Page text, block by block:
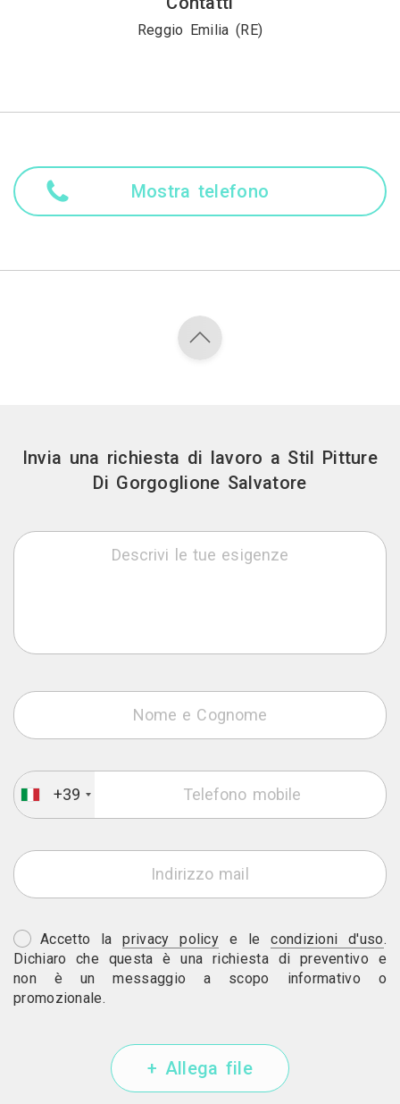
Reggio Emilia (RE)
Mostra telefono
Invia una richiesta di lavoro a Stil Pitture
Di Gorgoglione Salvatore
+39
Accetto laprivacy policy e lecondizioni d'uso.
Dichiaro che questa è una richiesta di preventivo e
non è un messaggio a scopo informativo o
promozionale.
+ Allega file